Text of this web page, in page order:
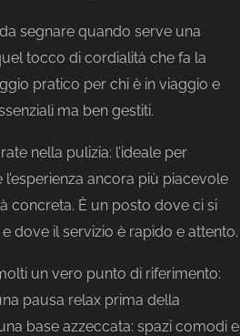
segnare quando serve una
tocco di cordialità che fa la
pratico per chi è in viaggio e
ma ben gestiti.
nella pulizia: l’ideale per
ancora più piacevole
concreta. È un posto dove ci si
dove il servizio è rapido e attento.
un vero punto di riferimento:
pausa relax prima della
base azzeccata: spazi comodi e